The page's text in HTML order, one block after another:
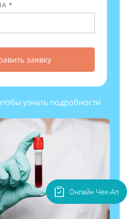
*
заявку
узнать подробности
Онлайн Чек-Ап